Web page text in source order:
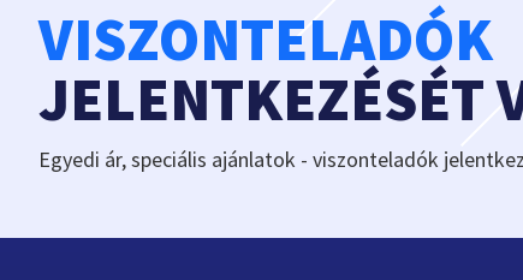
VISZONTELADÓK
JELENTKEZÉSÉT
Egyedi ár, speciális ajánlatok - viszonteladók